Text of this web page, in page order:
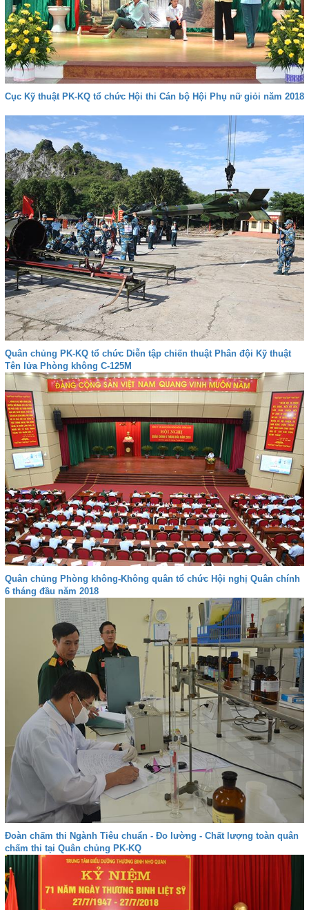
Cục Kỹ thuật PK-KQ tổ chức Hội thi Cán bộ Hội Phụ nữ giỏi năm 2018
Quân chủng PK-KQ tổ chức Diễn tập chiến thuật Phân đội Kỹ thuật
Tên lửa Phòng không C-125M
Quân chủng Phòng không-Không quân tổ chức Hội nghị Quân chính
6 tháng đầu năm 2018
Đoàn chấm thi Ngành Tiêu chuẩn - Đo lường - Chất lượng toàn quân
chấm thi tại Quân chủng PK-KQ